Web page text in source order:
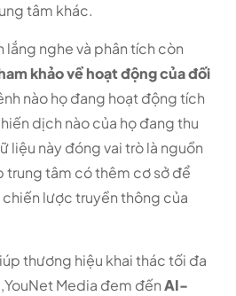
tâm khác.
lắng nghe và phân tích còn
khảo về hoạt động của đối
nào họ đang hoạt động tích
dịch nào của họ đang thu
liệu này đóng vai trò là nguồn
trung tâm có thêm cơ sở để
lược truyền thông của
thương hiệu khai thác tối đa
Media đem đếnAI-